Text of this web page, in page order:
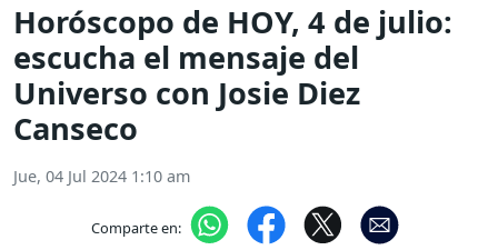
Horóscopo de HOY, 4 de julio:
escucha el mensaje del
Universo con Josie Diez
Canseco
Jue, 04 Jul 2024 1:10 am
Comparte en: